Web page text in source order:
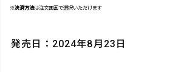
※決済方法は注文画面で選択いただけます
発売日：2024年8月23日